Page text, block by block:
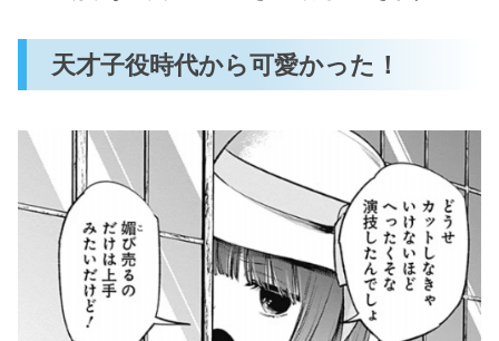
巻の第73話）
「大好きな人」を思い浮かべた笑顔（漫画
8巻の第76話）
巻の第79話）
アクアに避けられてギャン泣き（漫画9巻
の第82話）
恋愛偏差値が低すぎる笑（漫画10巻の第
107話）
「あーくん」呼びして嬉しそうなかな（漫
画10巻の第108話）
天才子役時代から可愛かった！